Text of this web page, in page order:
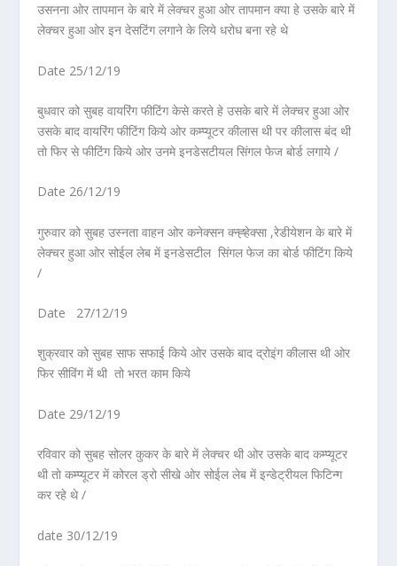
उसनना ओर तापमान के बारे में लेक्चर हुआ ओर तापमान क्या हे उसके बारे में
लेक्चर हुआ ओर इन देसटिंग लगाने के लिये धरोध बना रहे थे
Date 25/12/19
बुधवार को सुबह वायरिंग फीटिंग केसे करते हे उसके बारे में लेक्चर हुआ ओर
उसके बाद वायरिंग फीटिंग किये ओर कम्प्यूटर कीलास थी पर कीलास बंद थी
तो फिर से फीटिंग किये ओर उनमे इनडेसटीयल सिंगल फेज बोर्ड लगाये /
Date 26/12/19
गुरुवार को सुबह उस्नता वाहन ओर कनेक्सन क्न्ह्हेक्सा ,रेडीयेशन के बारे में
लेक्चर हुआ ओर सोईल लेब में इनडेसटील सिंगल फेज का बोर्ड फीटिंग किये
/
Date 27/12/19
शुक्रवार को सुबह साफ सफाई किये ओर उसके बाद द्रोइंग कीलास थी ओर
फिर सीविंग में थी तो भरत काम किये
Date 29/12/19
रविवार को सुबह सोलर कुकर के बारे में लेक्चर थी ओर उसके बाद कम्प्यूटर
थी तो कम्प्यूटर में कोरल ड्रो सीखे ओर सोईल लेब में इन्डेट्रीयल फिटिन्ग
कर रहे थे /
date 30/12/19